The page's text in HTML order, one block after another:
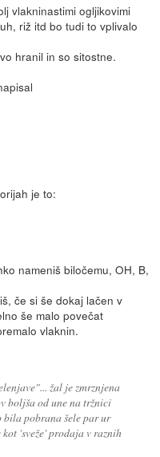
vlakninastimi ogljikovimi
riž itd bo tudi to vplivalo
hranil in so sitostne.
je to:
nameniš biločemu, OH, B,
če si še dokaj lačen v
še malo povečat
vlaknin.
žal je zmrznjena
boljša od une na tržnici
pobrana šele par ur
'sveže' prodaja v raznih